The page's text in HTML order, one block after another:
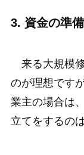
3. 資金の準備
来る大規模
のが理想です
業主の場合は
立てをするの